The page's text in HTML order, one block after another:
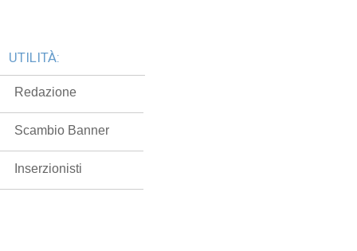
UTILITÀ:
Redazione
Scambio Banner
Inserzionisti